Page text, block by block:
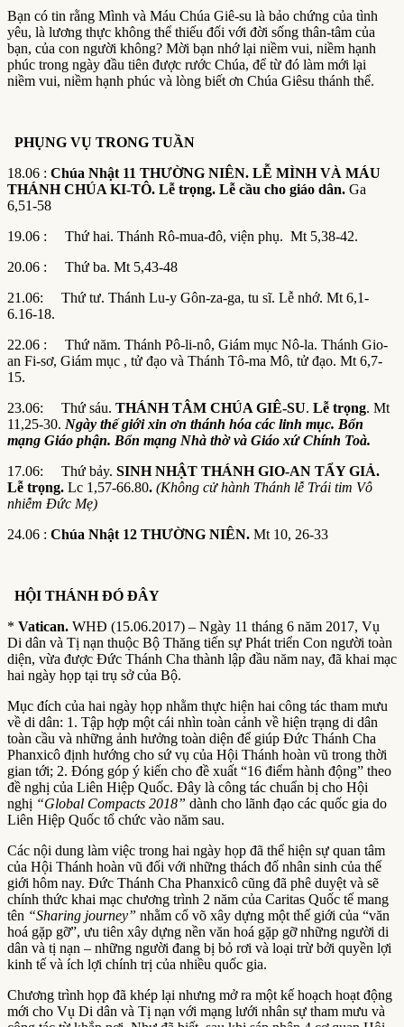
Bạn có tin rằng Mình và Máu Chúa Giê-su là bảo chứng của tình
yêu, là lương thực không thể thiếu đối với đời sống thân-tâm của
bạn, của con người không? Mời bạn nhớ lại niềm vui, niềm hạnh
phúc trong ngày đầu tiên được rước Chúa, để từ đó làm mới lại
niềm vui, niềm hạnh phúc và lòng biết ơn Chúa Giêsu thánh thể.
PHỤNG VỤ TRONG TUẦN
18.06 : Chúa Nhật 11 THƯỜNG NIÊN. LỄ MÌNH VÀ MÁU
THÁNH CHÚA KI-TÔ. Lễ trọng. Lễ cầu cho giáo dân. Ga
6,51-58
19.06 : Thứ hai. Thánh Rô-mua-đô, viện phụ. Mt 5,38-42.
20.06 : Thứ ba. Mt 5,43-48
21.06: Thứ tư. Thánh Lu-y Gôn-za-ga, tu sĩ. Lễ nhớ. Mt 6,1-
6.16-18.
22.06 : Thứ năm. Thánh Pô-li-nô, Giám mục Nô-la. Thánh Gio-
an Fi-sơ, Giám mục , tử đạo và Thánh Tô-ma Mô, tử đạo. Mt 6,7-
15.
23.06: Thứ sáu. THÁNH TÂM CHÚA GIÊ-SU. Lễ trọng. Mt
11,25-30. Ngày thế giới xin ơn thánh hóa các linh mục. Bổn
mạng Giáo phận. Bổn mạng Nhà thờ và Giáo xứ Chính Toà.
17.06: Thứ bảy. SINH NHẬT THÁNH GIO-AN TẨY GIẢ.
Lễ trọng. Lc 1,57-66.80. (Không cử hành Thánh lễ Trái tim Vô
nhiễm Đức Mẹ)
24.06 : Chúa Nhật 12 THƯỜNG NIÊN. Mt 10, 26-33
HỘI THÁNH ĐÓ ĐÂY
* Vatican. WHĐ (15.06.2017) – Ngày 11 tháng 6 năm 2017, Vụ
Di dân và Tị nạn thuộc Bộ Thăng tiến sự Phát triển Con người toàn
diện, vừa được Đức Thánh Cha thành lập đầu năm nay, đã khai mạc
hai ngày họp tại trụ sở của Bộ.
Mục đích của hai ngày họp nhằm thực hiện hai công tác tham mưu
về di dân: 1. Tập hợp một cái nhìn toàn cảnh về hiện trạng di dân
toàn cầu và những ảnh hưởng toàn diện để giúp Đức Thánh Cha
Phanxicô định hướng cho sứ vụ của Hội Thánh hoàn vũ trong thời
gian tới; 2. Đóng góp ý kiến cho đề xuất “16 điểm hành động” theo
đề nghị của Liên Hiệp Quốc. Đây là công tác chuẩn bị cho Hội
nghị “Global Compacts 2018” dành cho lãnh đạo các quốc gia do
Liên Hiệp Quốc tổ chức vào năm sau.
Các nội dung làm việc trong hai ngày họp đã thể hiện sự quan tâm
của Hội Thánh hoàn vũ đối với những thách đố nhân sinh của thế
giới hôm nay. Đức Thánh Cha Phanxicô cũng đã phê duyệt và sẽ
chính thức khai mạc chương trình 2 năm của Caritas Quốc tế mang
tên “Sharing journey” nhằm cổ võ xây dựng một thế giới của “văn
hoá gặp gỡ”, ưu tiên xây dựng nền văn hoá gặp gỡ những người di
dân và tị nạn – những người đang bị bỏ rơi và loại trừ bởi quyền lợi
kinh tế và ích lợi chính trị của nhiều quốc gia.
Chương trình họp đã khép lại nhưng mở ra một kế hoạch hoạt động
mới cho Vụ Di dân và Tị nạn với mạng lưới nhân sự tham mưu và